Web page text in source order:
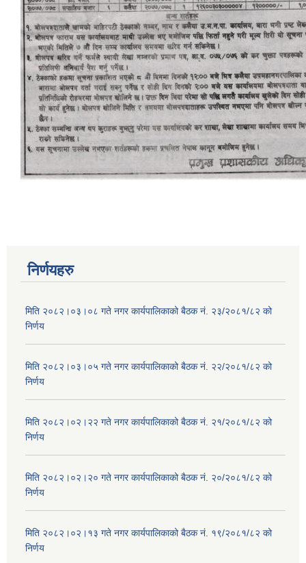
निर्णयहरु
मिति २०८२।०३।०८ गते नगर कार्यपालिकाको बैठक नं. २३/२०८१/८२ को
निर्णय
मिति २०८२।०३।०५ गते नगर कार्यपालिकाको बैठक नं. २२/२०८१/८२ को
निर्णय
मिति २०८२।०२।२२ गते नगर कार्यपालिकाको बैठक नं. २१/२०८१/८२ को
निर्णय
मिति २०८२।०२।२० गते नगर कार्यपालिकाको बैठक नं. २०/२०८१/८२ को
निर्णय
मिति २०८२।०२।१३ गते नगर कार्यपालिकाको बैठक नं. १९/२०८१/८२ को
निर्णय